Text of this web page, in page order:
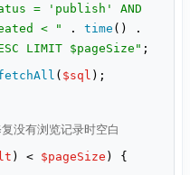
= 'publish' AND
< "
. time
LIMIT $pageSize "
( $sql
有浏览记录时空白
) < $pageSize